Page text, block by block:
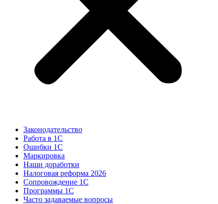
Законодательство
Работа в 1С
Ошибки 1С
Маркировка
Наши доработки
Налоговая реформа 2026
Сопровождение 1С
Программы 1С
Часто задаваемые вопросы